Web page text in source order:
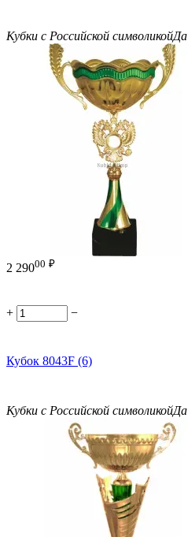
Кубки с Российской символикойДа
2 29000 ₽
+ −
Кубок 8043F (6)
Кубки с Российской символикойДа